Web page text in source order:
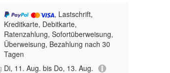
, Lastschrift,
Kreditkarte, Debitkarte,
Ratenzahlung, Sofortüberweisung,
Überweisung, Bezahlung nach 30
Tagen
Di, 11. Aug. bis Do, 13. Aug.